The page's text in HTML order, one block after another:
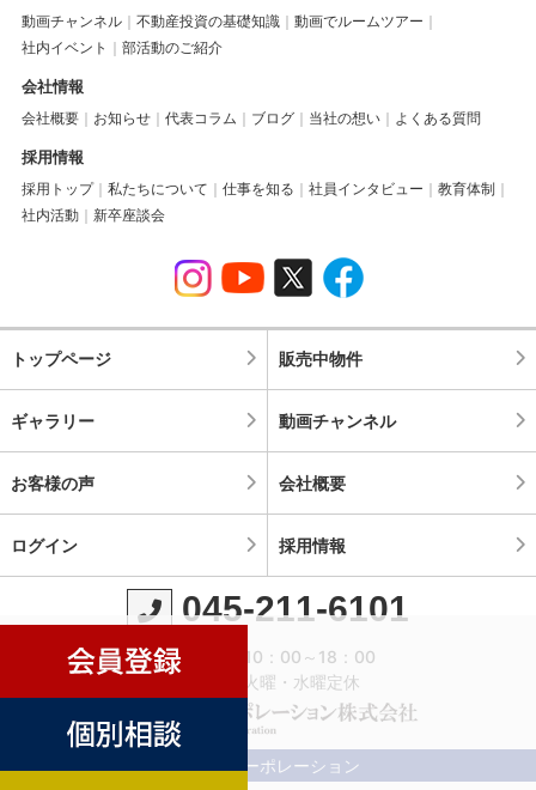
動画チャンネル 不動産投資の基礎知識
動画でルームツアー
社内イベント
部活動のご紹介
会社情報
会社概要 お知らせ 代表コラム ブログ 当社の想い よくある質問
採用情報
採用トップ 私たちについて 仕事を知る 社員インタビュー
教育体制
社内活動
新卒座談会
トップページ 販売中物件
ギャラリー 動画チャンネル
お客様の声 会社概要
ログイン 採用情報
045-211-6101
営業時間：10：00～18：00
定休日：火曜・水曜定休
©横濱コーポレーション